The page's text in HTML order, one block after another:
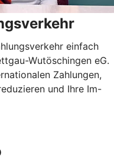
einfach
Wutöschingen eG.
Zahlungen,
und Ihre Im-